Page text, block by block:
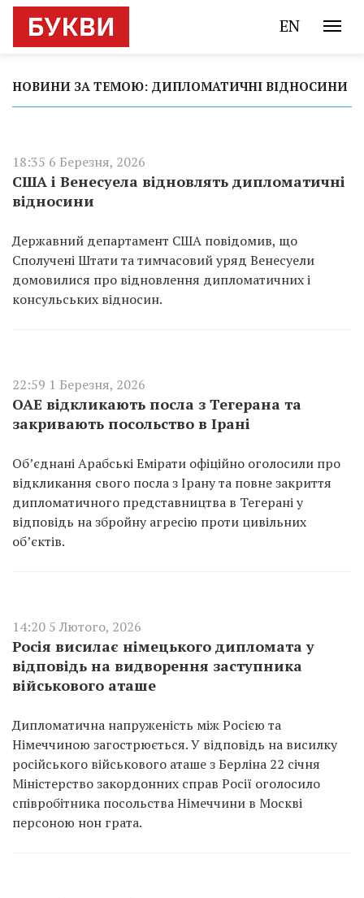
EN
НОВИНИ ЗА ТЕМОЮ: ДИПЛОМАТИЧНІ ВІДНОСИНИ
18:35 6 Березня, 2026
США і Венесуела відновлять дипломатичні
відносини
Державний департамент США повідомив, що
Сполучені Штати та тимчасовий уряд Венесуели
домовилися про відновлення дипломатичних і
консульських відносин.
22:59 1 Березня, 2026
ОАЕ відкликають посла з Тегерана та
закривають посольство в Ірані
Об’єднані Арабські Емірати офіційно оголосили про
відкликання свого посла з Ірану та повне закриття
дипломатичного представництва в Тегерані у
відповідь на збройну агресію проти цивільних
об’єктів.
14:20 5 Лютого, 2026
Росія висилає німецького дипломата у
відповідь на видворення заступника
військового аташе
Дипломатична напруженість між Росією та
Німеччиною загострюється. У відповідь на висилку
російського військового аташе з Берліна 22 січня
Міністерство закордонних справ Росії оголосило
співробітника посольства Німеччини в Москві
персоною нон грата.